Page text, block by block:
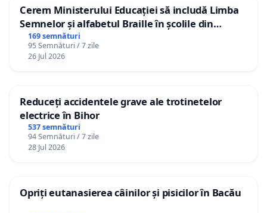
Cerem Ministerului Educației să includă Limba
Semnelor și alfabetul Braille în școlile din
Republica Moldova!
169 semnături
95 Semnături / 7 zile
26 Jul 2026
Reduceți accidentele grave ale trotinetelor
electrice în Bihor
537 semnături
94 Semnături / 7 zile
28 Jul 2026
Opriți eutanasierea câinilor și pisicilor în Bacău